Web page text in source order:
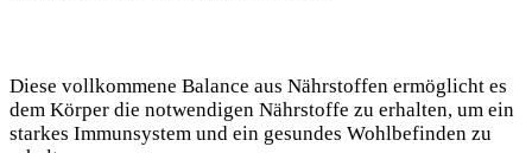
Diese vollkommene Balance aus Nährstoffen ermöglicht es
dem Körper die notwendigen Nährstoffe zu erhalten, um ein
starkes Immunsystem und ein gesundes Wohlbefinden zu